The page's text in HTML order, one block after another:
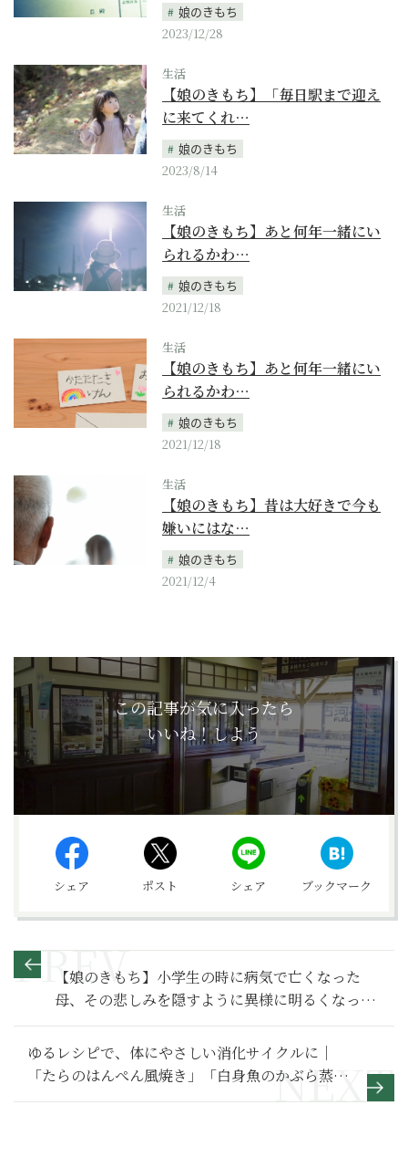
娘のきもち
2023/12/28
生活
【娘のきもち】「毎日駅まで迎え
に来てくれ…
娘のきもち
2023/8/14
生活
【娘のきもち】あと何年一緒にい
られるかわ…
娘のきもち
2021/12/18
生活
【娘のきもち】あと何年一緒にい
られるかわ…
娘のきもち
2021/12/18
生活
【娘のきもち】昔は大好きで今も
嫌いにはな…
娘のきもち
2021/12/4
この記事が気に入ったら
いいね！しよう
シェア ポスト シェア ブックマーク
【娘のきもち】小学生の時に病気で亡くなった
母、その悲しみを隠すように異様に明るくなった
父。その姿が痛々しかった～その1～
ゆるレシピで、体にやさしい消化サイクルに｜
「たらのはんぺん風焼き」「白身魚のかぶら蒸
し」